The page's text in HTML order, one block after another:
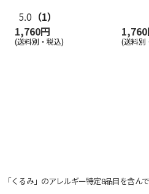
5.0 （1）
1,760円
(送料別・税込) (送料別
くるみ」のアレルギー特定8品目を含ん